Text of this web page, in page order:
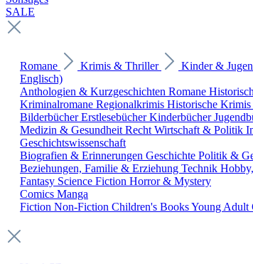
SALE
Romane Krimis & Thriller Kinder &
Englisch)
Anthologien & Kurzgeschichten Romane
Kriminalromane Regionalkrimis Historische Krimis
BilderbücherErstlesebücherKinderbücher
Medizin & Gesundheit Recht Wirtschaft & Politik
Geschichtswissenschaft
Biografien & Erinnerungen Geschichte Politik &
Beziehungen, Familie & Erziehung Technik
Fantasy Science Fiction Horror & Mystery
Comics Manga
Fiction Non-Fiction Children's BooksYoung Adult